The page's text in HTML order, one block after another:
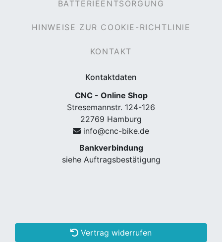
BATTERIEENTSORGUNG
HINWEISE ZUR COOKIE-RICHTLINIE
KONTAKT
Kontaktdaten
CNC - Online Shop
Stresemannstr. 124-126
22769 Hamburg
info@cnc-bike.de
Bankverbindung
siehe Auftragsbestätigung
Vertrag widerrufen